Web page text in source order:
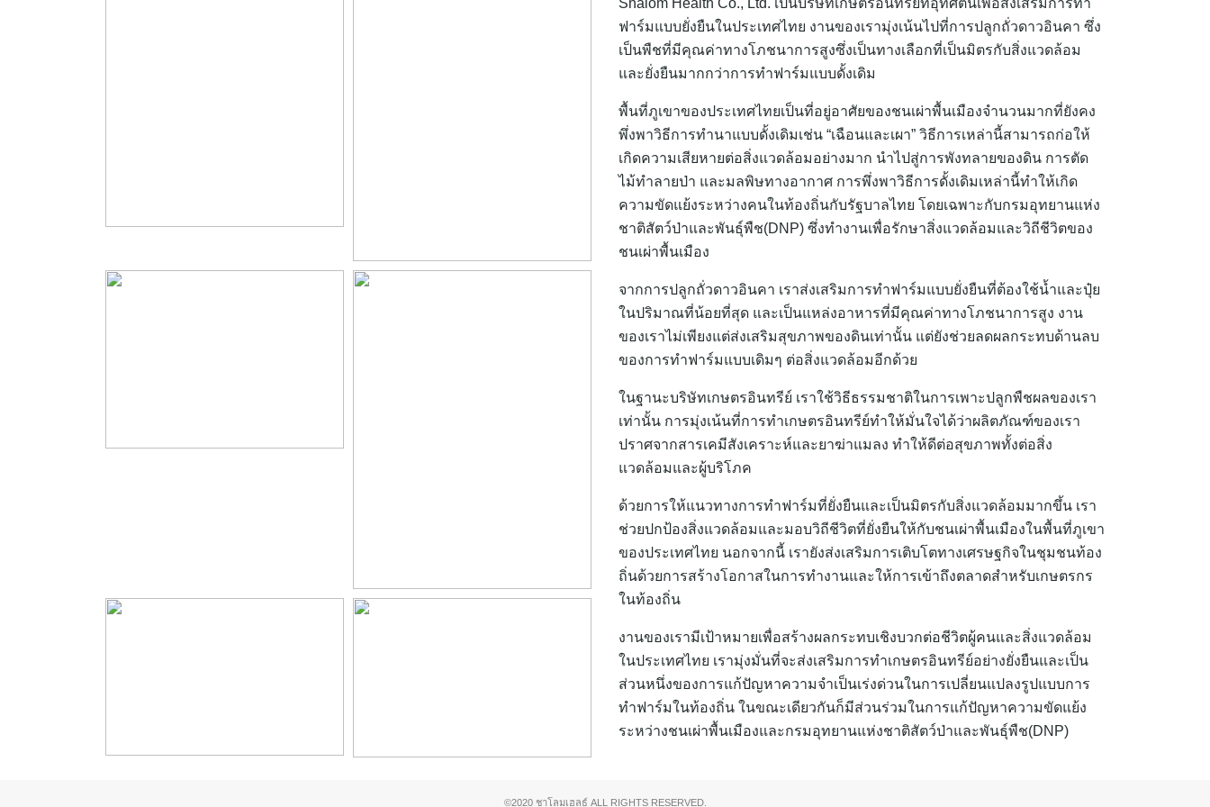
Shalom Health Co., Ltd. เป็นบริษัทเกษตรอินทรีย์ที่อุทิศตนเพื่อส่งเสริมการทำ
ฟาร์มแบบยั่งยืนในประเทศไทย งานของเรามุ่งเน้นไปที่การปลูกถั่วดาวอินคา ซึ่ง
เป็นพืชที่มีคุณค่าทางโภชนาการสูงซึ่งเป็นทางเลือกที่เป็นมิตรกับสิ่งแวดล้อม
และยั่งยืนมากกว่าการทำฟาร์มแบบดั้งเดิม
พื้นที่ภูเขาของประเทศไทยเป็นที่อยู่อาศัยของชนเผ่าพื้นเมืองจำนวนมากที่ยังคง
พึ่งพาวิธีการทำนาแบบดั้งเดิมเช่น “เฉือนและเผา” วิธีการเหล่านี้สามารถก่อให้
เกิดความเสียหายต่อสิ่งแวดล้อมอย่างมาก นำไปสู่การพังทลายของดิน การตัด
ไม้ทำลายป่า และมลพิษทางอากาศ การพึ่งพาวิธีการดั้งเดิมเหล่านี้ทำให้เกิด
ความขัดแย้งระหว่างคนในท้องถิ่นกับรัฐบาลไทย โดยเฉพาะกับกรมอุทยานแห่ง
ชาติสัตว์ป่าและพันธุ์พืช(DNP) ซึ่งทำงานเพื่อรักษาสิ่งแวดล้อมและวิถีชีวิตของ
ชนเผ่าพื้นเมือง
จากการปลูกถั่วดาวอินคา เราส่งเสริมการทำฟาร์มแบบยั่งยืนที่ต้องใช้น้ำและปุ๋ย
ในปริมาณที่น้อยที่สุด และเป็นแหล่งอาหารที่มีคุณค่าทางโภชนาการสูง งาน
ของเราไม่เพียงแต่ส่งเสริมสุขภาพของดินเท่านั้น แต่ยังช่วยลดผลกระทบด้านลบ
ของการทำฟาร์มแบบเดิมๆ ต่อสิ่งแวดล้อมอีกด้วย
ในฐานะบริษัทเกษตรอินทรีย์ เราใช้วิธีธรรมชาติในการเพาะปลูกพืชผลของเรา
เท่านั้น การมุ่งเน้นที่การทำเกษตรอินทรีย์ทำให้มั่นใจได้ว่าผลิตภัณฑ์ของเรา
ปราศจากสารเคมีสังเคราะห์และยาฆ่าแมลง ทำให้ดีต่อสุขภาพทั้งต่อสิ่ง
แวดล้อมและผู้บริโภค
ด้วยการให้แนวทางการทำฟาร์มที่ยั่งยืนและเป็นมิตรกับสิ่งแวดล้อมมากขึ้น เรา
ช่วยปกป้องสิ่งแวดล้อมและมอบวิถีชีวิตที่ยั่งยืนให้กับชนเผ่าพื้นเมืองในพื้นที่ภูเขา
ของประเทศไทย นอกจากนี้ เรายังส่งเสริมการเติบโตทางเศรษฐกิจในชุมชนท้อง
ถิ่นด้วยการสร้างโอกาสในการทำงานและให้การเข้าถึงตลาดสำหรับเกษตรกร
ในท้องถิ่น
งานของเรามีเป้าหมายเพื่อสร้างผลกระทบเชิงบวกต่อชีวิตผู้คนและสิ่งแวดล้อม
ในประเทศไทย เรามุ่งมั่นที่จะส่งเสริมการทำเกษตรอินทรีย์อย่างยั่งยืนและเป็น
ส่วนหนึ่งของการแก้ปัญหาความจำเป็นเร่งด่วนในการเปลี่ยนแปลงรูปแบบการ
ทำฟาร์มในท้องถิ่น ในขณะเดียวกันก็มีส่วนร่วมในการแก้ปัญหาความขัดแย้ง
ระหว่างชนเผ่าพื้นเมืองและกรมอุทยานแห่งชาติสัตว์ป่าและพันธุ์พืช(DNP)
©2020 ชาโลมเฮลธ์ ALL RIGHTS RESERVED.